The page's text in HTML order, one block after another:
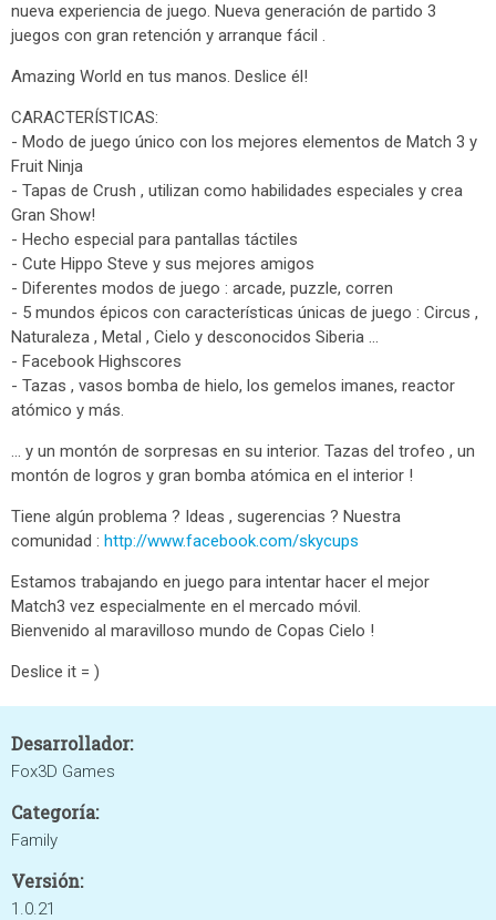
nueva experiencia de juego. Nueva generación de partido 3
juegos con gran retención y arranque fácil .
Amazing World en tus manos. Deslice él!
CARACTERÍSTICAS:
- Modo de juego único con los mejores elementos de Match 3 y
Fruit Ninja
- Tapas de Crush , utilizan como habilidades especiales y crea
Gran Show!
- Hecho especial para pantallas táctiles
- Cute Hippo Steve y sus mejores amigos
- Diferentes modos de juego : arcade, puzzle, corren
- 5 mundos épicos con características únicas de juego : Circus ,
Naturaleza , Metal , Cielo y desconocidos Siberia ...
- Facebook Highscores
- Tazas , vasos bomba de hielo, los gemelos imanes, reactor
atómico y más.
... y un montón de sorpresas en su interior. Tazas del trofeo , un
montón de logros y gran bomba atómica en el interior !
Tiene algún problema ? Ideas , sugerencias ? Nuestra
comunidad : http://www.facebook.com/skycups
Estamos trabajando en juego para intentar hacer el mejor
Match3 vez especialmente en el mercado móvil.
Bienvenido al maravilloso mundo de Copas Cielo !
Deslice it = )
Desarrollador:
Fox3D Games
Categoría:
Family
Versión:
1.0.21